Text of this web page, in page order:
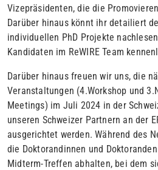
Vizepräsidenten, die die
Darüber hinaus könnt ihr detailiert
individuellen PhD Projekte
Kandidaten im ReWIRE Team
Darüber hinaus freuen wir uns, die
Veranstaltungen (4.Workshop und
Meetings) im Juli 2024 in der
unseren Schweizer Partnern an der
ausgerichtet werden. Während des
die Doktorandinnen und
Midterm-Treffen abhalten, bei dem